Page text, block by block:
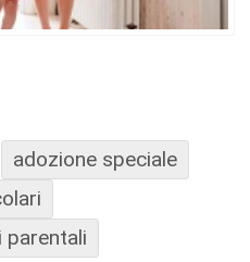
adozione speciale
parentali